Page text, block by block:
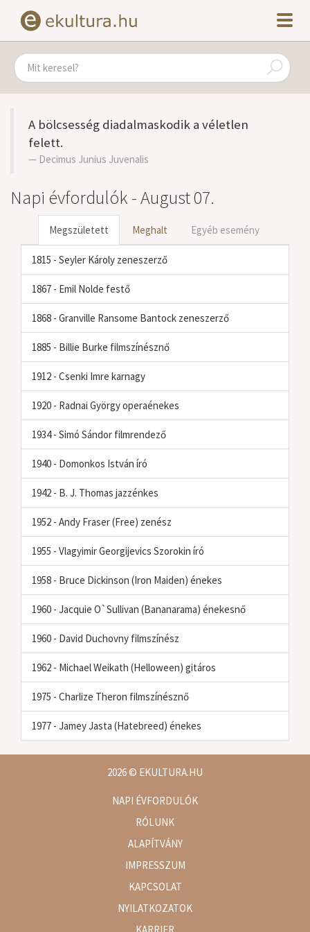
A bölcsesség diadalmaskodik a véletlen
felett.
Decimus Junius Juvenalis
Napi évfordulók - August 07.
Megszületett Meghalt Egyéb esemény
1815 - Seyler Károly zeneszerző
1867 - Emil Nolde festő
1868 - Granville Ransome Bantock zeneszerző
1885 - Billie Burke filmszínésznő
1912 - Csenki Imre karnagy
1920 - Radnai György operaénekes
1934 - Simó Sándor filmrendező
1940 - Domonkos István író
1942 - B. J. Thomas jazzénkes
1952 - Andy Fraser (Free) zenész
1955 - Vlagyimir Georgijevics Szorokin író
1958 - Bruce Dickinson (Iron Maiden) énekes
1960 - Jacquie O`Sullivan (Bananarama) énekesnő
1960 - David Duchovny filmszínész
1962 - Michael Weikath (Helloween) gitáros
1975 - Charlize Theron filmszínésznő
1977 - Jamey Jasta (Hatebreed) énekes
2026© EKULTURA.HU
NAPI ÉVFORDULÓK
RÓLUNK
ALAPÍTVÁNY
IMPRESSZUM
KAPCSOLAT
NYILATKOZATOK
KARRIER